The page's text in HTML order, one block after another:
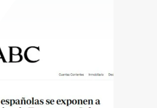
para ayudar a las
seguridad jurídica
regulatorios.